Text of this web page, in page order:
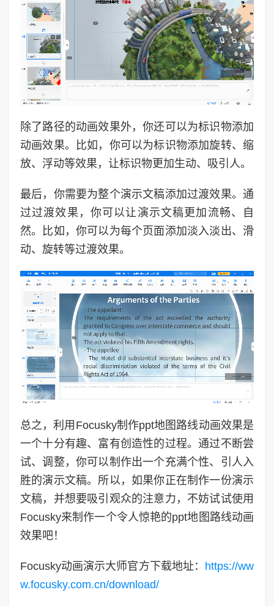
除了路径的动画效果外，你还可以为标识物添加
动画效果。比如，你可以为标识物添加旋转、缩
放、浮动等效果，让标识物更加生动、吸引人。
最后，你需要为整个演示文稿添加过渡效果。通
过过渡效果，你可以让演示文稿更加流畅、自
然。比如，你可以为每个页面添加淡入淡出、滑
动、旋转等过渡效果。
总之，利用Focusky制作ppt地图路线动画效果是
一个十分有趣、富有创造性的过程。通过不断尝
试、调整，你可以制作出一个充满个性、引人入
胜的演示文稿。所以，如果你正在制作一份演示
文稿，并想要吸引观众的注意力，不妨试试使用
Focusky来制作一个令人惊艳的ppt地图路线动画
效果吧！
Focusky动画演示大师官方下载地址： https://ww
w.focusky.com.cn/download/